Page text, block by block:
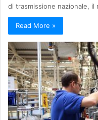
di trasmissione nazionale, il
Read More »